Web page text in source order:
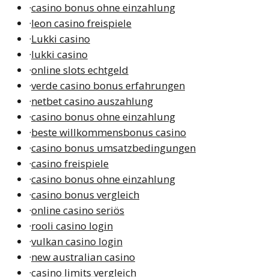
·casino bonus ohne einzahlung
·leon casino freispiele
·Lukki casino
·lukki casino
·online slots echtgeld
·verde casino bonus erfahrungen
·netbet casino auszahlung
·casino bonus ohne einzahlung
·beste willkommensbonus casino
·casino bonus umsatzbedingungen
·casino freispiele
·casino bonus ohne einzahlung
·casino bonus vergleich
·online casino seriös
·rooli casino login
·vulkan casino login
·new australian casino
·casino limits vergleich